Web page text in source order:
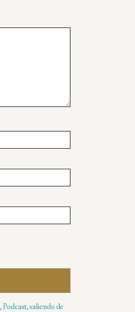
,Podcast,saliendo de